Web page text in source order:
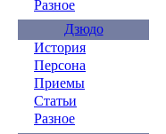
Разное
Дзюдо
История
Персона
Приемы
Статьи
Разное